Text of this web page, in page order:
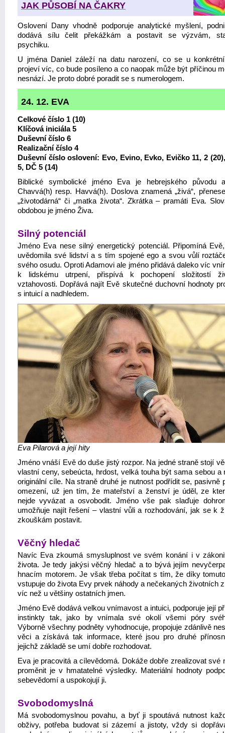
JAK PŮSOBÍ NA ČAKRY
Oslovení Dany vhodně podporuje analytické myšlení,
dodává sílu čelit překážkám a postavit se výzvám,
psychiku.
U jména Daniel záleží na datu narození, co se u
projeví víc, co bude posíleno a co naopak může být příčinou
nesnází. Je proto dobré poradit se s numerologem.
24. 12. EVA
Celkové číslo 1 (10)
Klíčová iniciála 5
Duševní číslo 6
Realizační číslo 4
Duševní číslo oslovení: Evo, Evino, Evko, Evičko 11, 2
5, DČ 5 (14)
Biblické symbolické jméno Eva je hebrejského původu
Chavvá(h) resp. Havvá(h). Doslova znamená „živá“,
„životodárná“ či „matka života“. Zkrátka – pramáti Eva.
obdobou je jméno Živa.
Silný potenciál
Jméno Eva nese silný energetický potenciál. Připomíná
uvědomila své lidství a s tím spojené ego a svou vůlí
svého osudu. Oproti Adamovi ale jméno přidává daleko víc
k lidskému utrpení, přispívá k pochopení složitostí
vztahovosti. Dopřává najít Evě skutečné duchovní hodnoty
s intuicí a nadhledem.
Eva Pilarová a její hity
Jméno vnáší Evě do duše jistý rozpor. Na jedné straně stojí
vlastní ceny, sebeúcta, hrdost, velká touha být sama sebou a
originální cíle. Na straně druhé je nutnost podřídit se, pasivně
omezení, už jen tím, že mateřství a ženství je úděl, ze
nejde vyvázat a osvobodit. Jméno vše pak slaďuje
umožňuje najít řešení – vlastní vůli a rozhodování, jak se k
zkouškám postavit.
Věčný hledač
Navíc Eva zkoumá smysluplnost ve svém konání i v
života. Je tedy jakýsi věčný hledač a to bývá jejím
hnacím motorem. Je však třeba počítat s tím, že díky
vstupuje do života Evy prvek náhody a nečekaných životních
víc než u většiny ostatních jmen.
Jméno Evě dodává velkou vnímavost a intuici, podporuje její
instinkty tak, jako by vnímala své okolí všemi póry
Výborně všechny podněty vyhodnocuje, propojuje zdánlivě
věci a získává tak informace, které jsou pro druhé
jejichž základě se umí dobře rozhodovat.
Eva je pracovitá a cílevědomá. Dokáže dobře zrealizovat své
proměnit je v hmatatelné výsledky. Materiální hodnoty
sebevědomí a uspokojují ji.
Svobodomyslná
Má svobodomyslnou povahu, a byť ji spoutává nutnost
obživy, potřeba budovat si zázemí a jistoty, vždy si